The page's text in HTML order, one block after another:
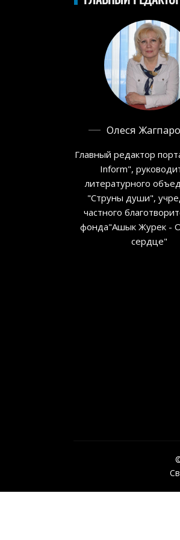
Олеся
Главный редактор
Inform",
литературного
"Струны души",
частного
фонда"Ашык Журек -
сердце"